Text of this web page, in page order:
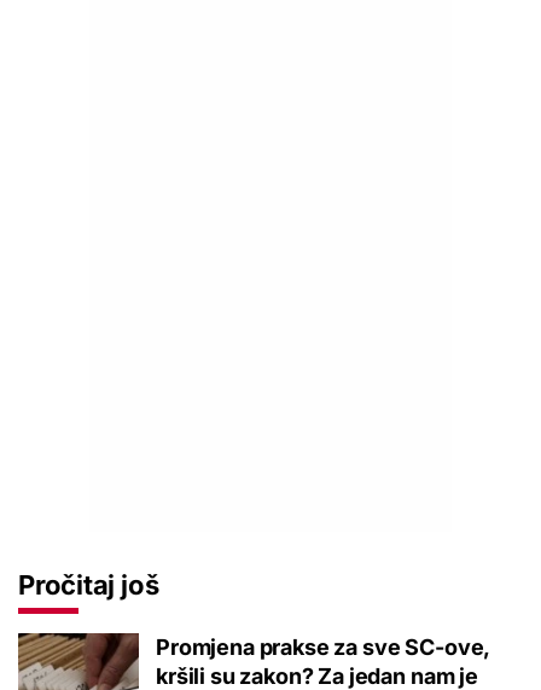
Pročitaj još
Promjena prakse za sve SC-ove,
kršili su zakon? Za jedan nam je